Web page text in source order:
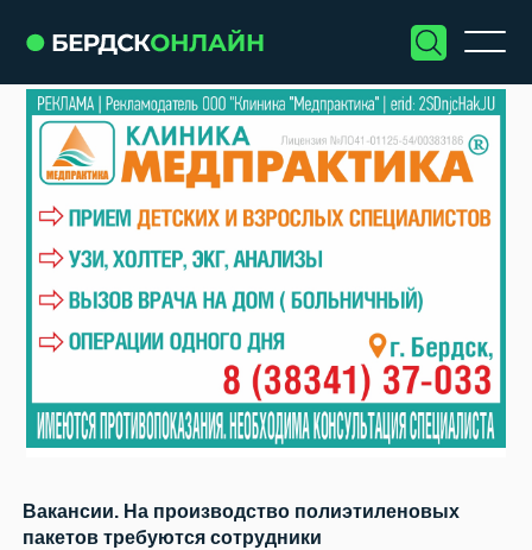
Вакансии. На производство полиэтиленовых
пакетов требуются сотрудники